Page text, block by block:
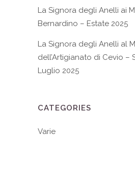
La Signora degli Anelli ai
Bernardino – Estate 2025
La Signora degli Anelli al
dell’Artigianato di Cevio –
Luglio 2025
CATEGORIES
Varie